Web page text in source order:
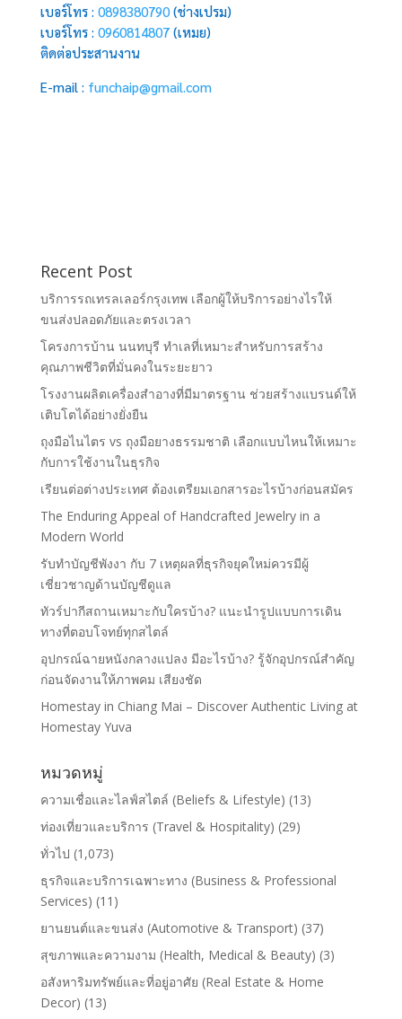
เบอร์โทร : 0898380790 (ช่างเปรม)
เบอร์โทร : 0960814807 (เหมย)
ติดต่อประสานงาน
E-mail : funchaip@gmail.com
Recent Post
บริการรถเทรลเลอร์กรุงเทพ เลือกผู้ให้บริการอย่างไรให้
ขนส่งปลอดภัยและตรงเวลา
โครงการบ้าน นนทบุรี ทำเลที่เหมาะสำหรับการสร้าง
คุณภาพชีวิตที่มั่นคงในระยะยาว
โรงงานผลิตเครื่องสำอางที่มีมาตรฐาน ช่วยสร้างแบรนด์ให้
เติบโตได้อย่างยั่งยืน
ถุงมือไนไตร vs ถุงมือยางธรรมชาติ เลือกแบบไหนให้เหมาะ
กับการใช้งานในธุรกิจ
เรียนต่อต่างประเทศ ต้องเตรียมเอกสารอะไรบ้างก่อนสมัคร
The Enduring Appeal of Handcrafted Jewelry in a
Modern World
รับทำบัญชีพังงา กับ 7 เหตุผลที่ธุรกิจยุคใหม่ควรมีผู้
เชี่ยวชาญด้านบัญชีดูแล
ทัวร์ปากีสถานเหมาะกับใครบ้าง? แนะนำรูปแบบการเดิน
ทางที่ตอบโจทย์ทุกสไตล์
อุปกรณ์ฉายหนังกลางแปลง มีอะไรบ้าง? รู้จักอุปกรณ์สำคัญ
ก่อนจัดงานให้ภาพคม เสียงชัด
Homestay in Chiang Mai – Discover Authentic Living at
Homestay Yuva
หมวดหมู่
ความเชื่อและไลฟ์สไตล์ (Beliefs & Lifestyle) (13)
ท่องเที่ยวและบริการ (Travel & Hospitality) (29)
ทั่วไป (1,073)
ธุรกิจและบริการเฉพาะทาง (Business & Professional
Services) (11)
ยานยนต์และขนส่ง (Automotive & Transport) (37)
สุขภาพและความงาม (Health, Medical & Beauty) (3)
อสังหาริมทรัพย์และที่อยู่อาศัย (Real Estate & Home
Decor) (13)